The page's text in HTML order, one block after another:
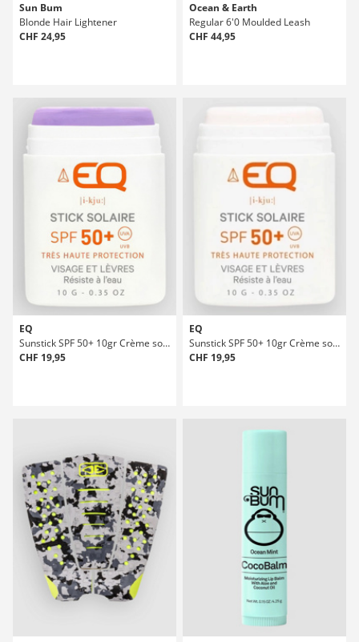
Sun Bum
Blonde Hair Lightener
CHF 24,95
Ocean & Earth
Regular 6'0 Moulded Leash
CHF 44,95
EQ
Sunstick SPF 50+ 10gr Crème solaire
CHF 19,95
EQ
Sunstick SPF 50+ 10gr Crème solaire
CHF 19,95